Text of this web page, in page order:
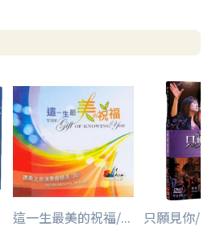
這一生最美的祝福/... 只願見你/